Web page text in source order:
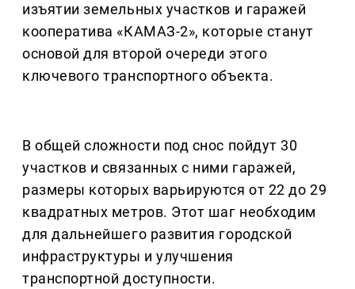
изъятии земельных участков и гаражей
кооператива «КАМАЗ-2», которые станут
основой для второй очереди этого
ключевого транспортного объекта.
В общей сложности под снос пойдут 30
участков и связанных с ними гаражей,
размеры которых варьируются от 22 до 29
квадратных метров. Этот шаг необходим
для дальнейшего развития городской
инфраструктуры и улучшения
транспортной доступности.